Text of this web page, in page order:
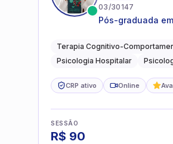
03/30147
Pós-graduada
Terapia Cognitivo-
Psicologia Hospitalar
CRP ativo Online
SESSÃO
R$ 90